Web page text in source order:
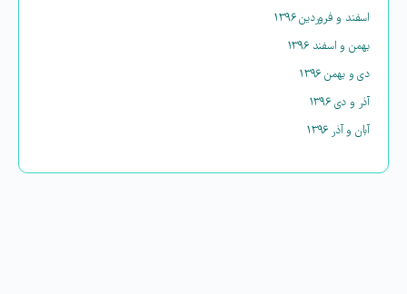
اسفند و فروردین ۱۳۹۶
بهمن و اسفند ۱۳۹۶
دی و بهمن ۱۳۹۶
آذر و دی ۱۳۹۶
آبان و آذر ۱۳۹۶